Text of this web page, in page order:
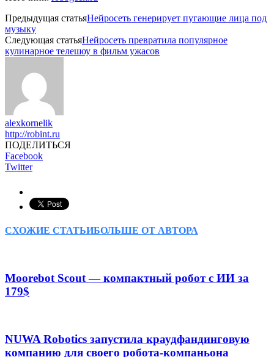
Предыдущая статьяНейросеть генерирует пугающие лица под
музыку
Следующая статьяНейросеть превратила популярное
кулинарное телешоу в фильм ужасов
alexkornelik
http://robint.ru
ПОДЕЛИТЬСЯ
Facebook
Twitter
СХОЖИЕ СТАТЬИБОЛЬШЕ ОТ АВТОРА
Moorebot Scout — компактный робот с ИИ за
179$
NUWA Robotics запустила краудфандинговую
компанию для своего робота-компаньона